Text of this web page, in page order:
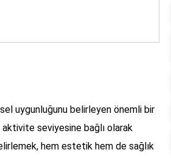
uygunluğunu belirleyen önemli bir
seviyesine bağlı olarak
hem estetik hem de sağlık